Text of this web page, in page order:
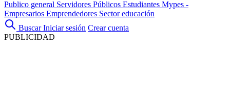
Publico general Servidores Públicos Estudiantes Mypes -
Empresarios Emprendedores Sector educación
Buscar Iniciar sesión Crear cuenta
PUBLICIDAD